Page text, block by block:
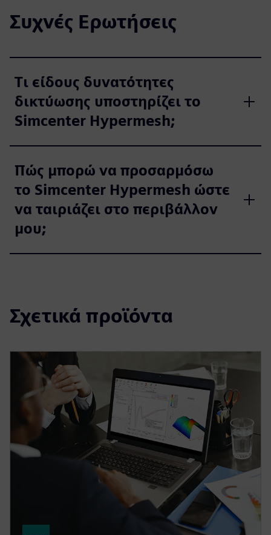
Συχνές Ερωτήσεις
Τι είδους δυνατότητες
δικτύωσης υποστηρίζει το
Simcenter Hypermesh;
Πώς μπορώ να προσαρμόσω
το Simcenter Hypermesh ώστε
να ταιριάζει στο περιβάλλον
μου;
Σχετικά προϊόντα